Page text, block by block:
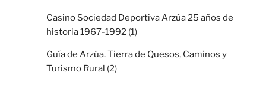
Casino Sociedad Deportiva Arzúa 25 años de
historia 1967-1992 (1)
Guía de Arzúa. Tierra de Quesos, Caminos y
Turismo Rural (2)